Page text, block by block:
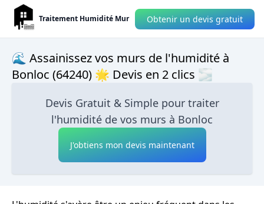
Traitement Humidité Mur Obtenir un devis gratuit
🌊 Assainissez vos murs de l'humidité à
Bonloc (64240) 🌟 Devis en 2 clics 🌫
Devis Gratuit & Simple pour traiter
l'humidité de vos murs à Bonloc
J'obtiens mon devis maintenant